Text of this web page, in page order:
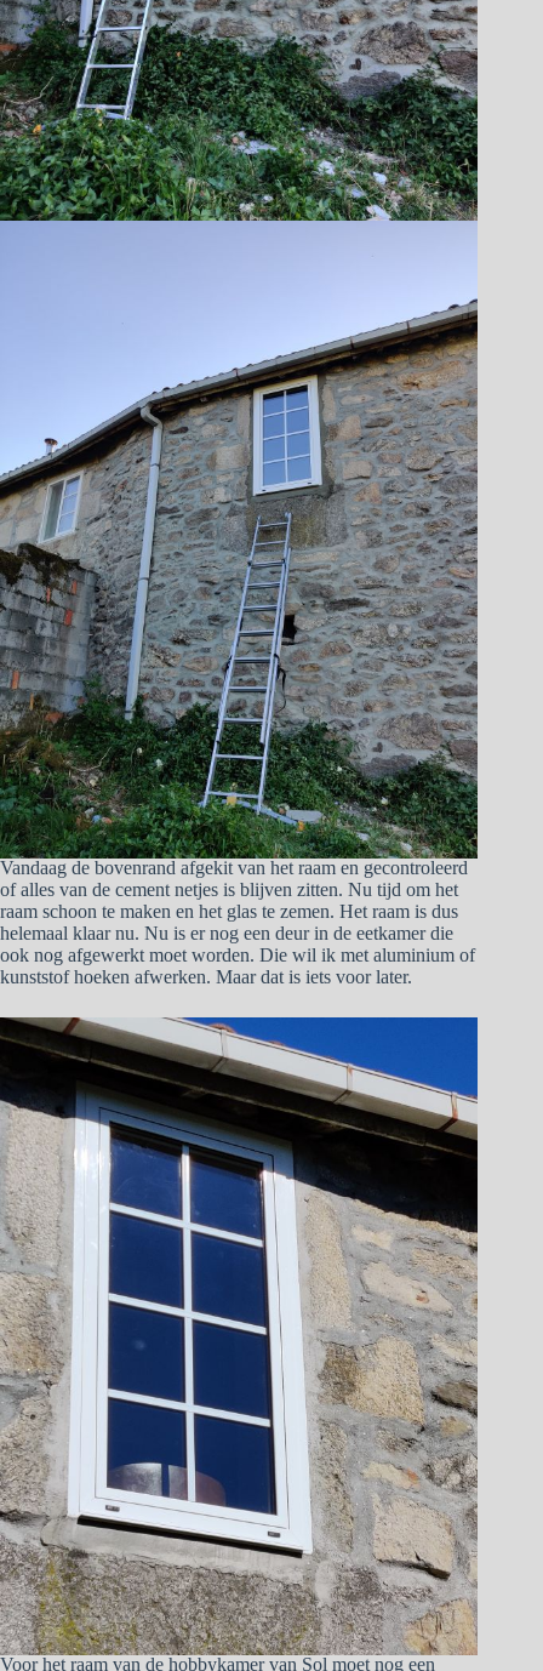
Vandaag de bovenrand afgekit van het raam en gecontroleerd
of alles van de cement netjes is blijven zitten. Nu tijd om het
raam schoon te maken en het glas te zemen. Het raam is dus
helemaal klaar nu. Nu is er nog een deur in de eetkamer die
ook nog afgewerkt moet worden. Die wil ik met aluminium of
kunststof hoeken afwerken. Maar dat is iets voor later.
Voor het raam van de hobbykamer van Sol moet nog een